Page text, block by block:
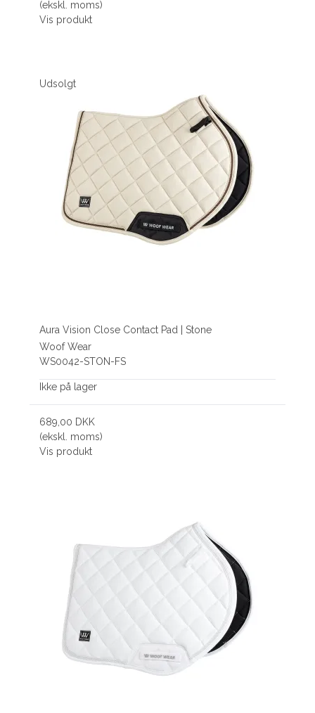
(ekskl. moms)
Vis produkt
Udsolgt
Aura Vision Close Contact Pad | Stone
Woof Wear
WS0042-STON-FS
Ikke på lager
689,00 DKK
(ekskl. moms)
Vis produkt